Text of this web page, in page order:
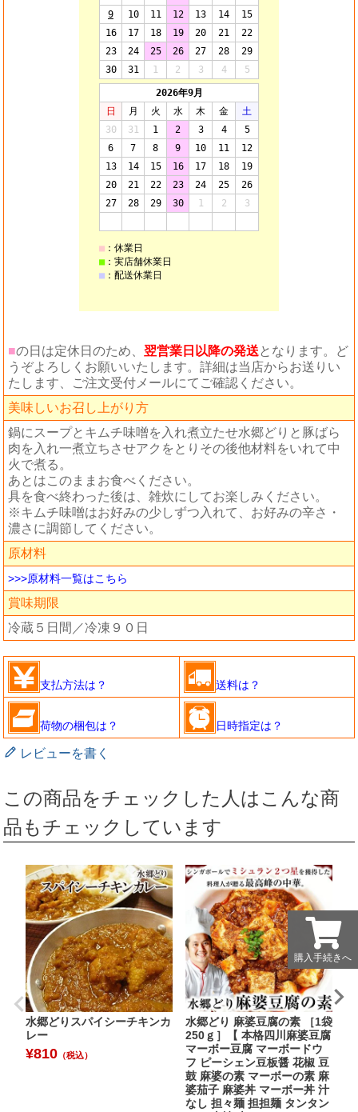
■の日は定休日のため、 翌営業日以降の発送 となります。ど
うぞよろしくお願いいたします。詳細は当店からお送りい
たします、ご注文受付メールにてご確認ください。
美味しいお召し上がり方
鍋にスープとキムチ味噌を入れ煮立たせ水郷どりと豚ばら
肉を入れ一煮立ちさせアクをとりその後他材料をいれて中
火で煮る。
あとはこのままお食べください。
具を食べ終わった後は、雑炊にしてお楽しみください。
※キムチ味噌はお好みの少しずつ入れて、お好みの辛さ・
濃さに調節してください。
原材料
>>>原材料一覧はこちら
賞味期限
冷蔵５日間／冷凍９０日
支払方法は？ 送料は？
荷物の梱包は？ 日時指定は？
レビューを書く
この商品をチェックした人はこんな商
品もチェックしています
水郷どりスパイシーチキンカ
レー
¥810 （税込）
水郷どり 麻婆豆腐の素 ［1袋
250ｇ］【 本格四川麻婆豆腐
マーボー豆腐 マーボードウ
フ ピーシェン豆板醤 花椒 豆
鼓 麻婆の素 マーボーの素 麻
婆茄子 麻婆丼 マーボー丼 汁
なし 担々麺 担担麺 タンタン
購入手続きへ
購入手続きへ